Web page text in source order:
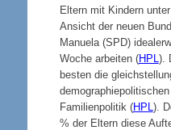
Eltern mit Kindern
Ansicht der neuen
Manuela (SPD)
Woche arbeiten (HPL ).
besten die
demographiepolitischen
Familienpolitik (HPL ).
% der Eltern diese